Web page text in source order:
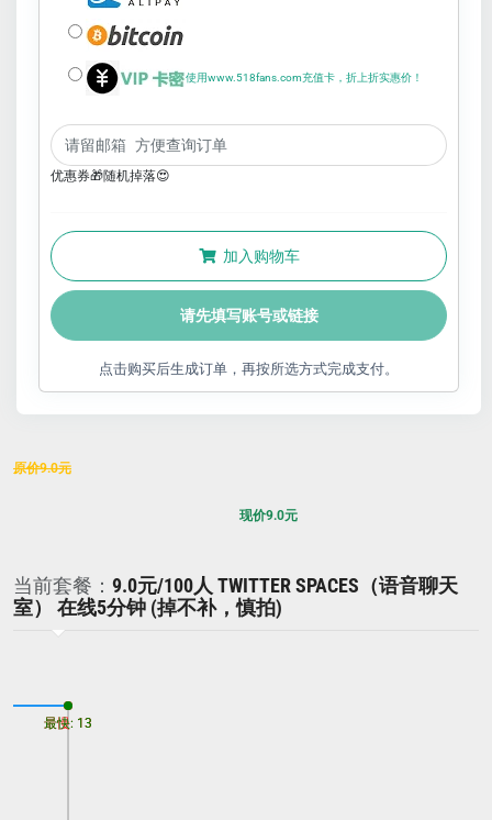
使用www.518fans.com充值卡，折上折实惠价！
优惠券🎁随机掉落😍
加入购物车
请先填写账号或链接
点击购买后生成订单，再按所选方式完成支付。
原价9.0元
现价9.0元
当前套餐： 9.0元/100人 TWITTER SPACES（语音聊天
室） 在线5分钟 (掉不补，慎拍)
最慢: 13
最快: 13